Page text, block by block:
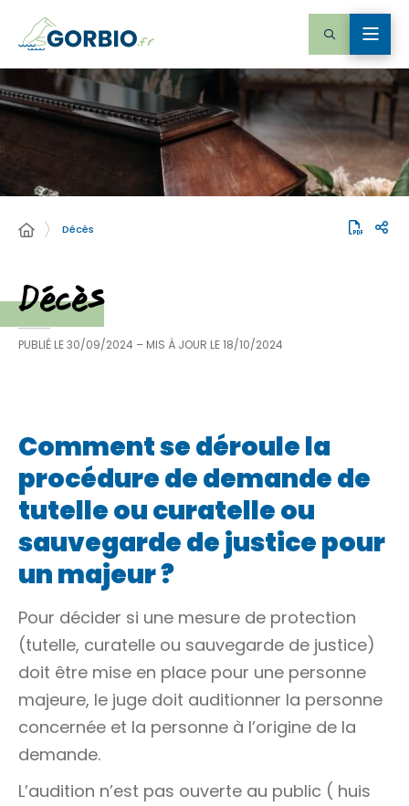
Décès
Décès
PUBLIÉ LE30/09/2024 – MIS À JOUR LE18/10/2024
Comment se déroule la
procédure de demande de
tutelle ou curatelle ou
sauvegarde de justice pour
un majeur ?
Pour décider si une mesure de protection
(tutelle, curatelle ou sauvegarde de justice)
doit être mise en place pour une personne
majeure, le juge doit auditionner la personne
concernée et la personne à l’origine de la
demande.
L’audition n’est pas ouverte au public ( huis